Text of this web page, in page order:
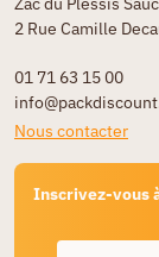
2 Rue Camille
01 71 63 15 00
Nous contacter
Inscrivez-vous